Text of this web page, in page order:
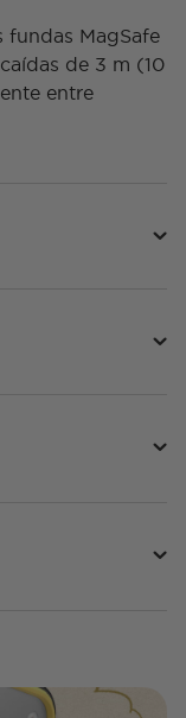
fundas MagSafe
de 3 m (10
entre